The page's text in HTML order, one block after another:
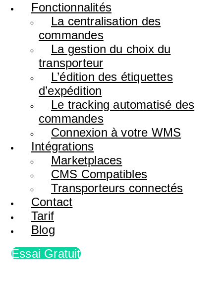
Fonctionnalités
La centralisation des
commandes
La gestion du choix du
transporteur
L’édition des étiquettes
d’expédition
Le tracking automatisé des
commandes
Connexion à votre WMS
Intégrations
Marketplaces
CMS Compatibles
Transporteurs connectés
Contact
Tarif
Blog
Essai Gratuit